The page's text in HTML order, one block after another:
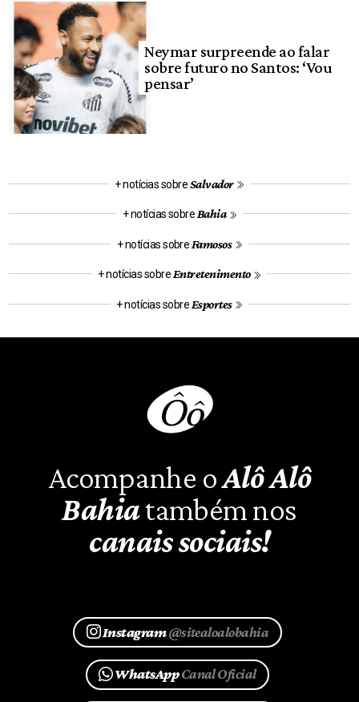
Neymar surpreende ao falar
sobre futuro no Santos: ‘Vou
pensar’
+ notícias sobreSalvador
+ notícias sobre Bahia
+ notícias sobre Famosos
+ notícias sobre Entretenimento
+ notícias sobre Esportes
Acompanhe oAlô Alô
Bahiatambém nos
canais sociais!
Instagram@sitealoalobahia
WhatsAppCanal Oficial